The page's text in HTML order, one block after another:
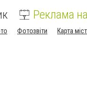
Реклама
Фотозвіти Карта